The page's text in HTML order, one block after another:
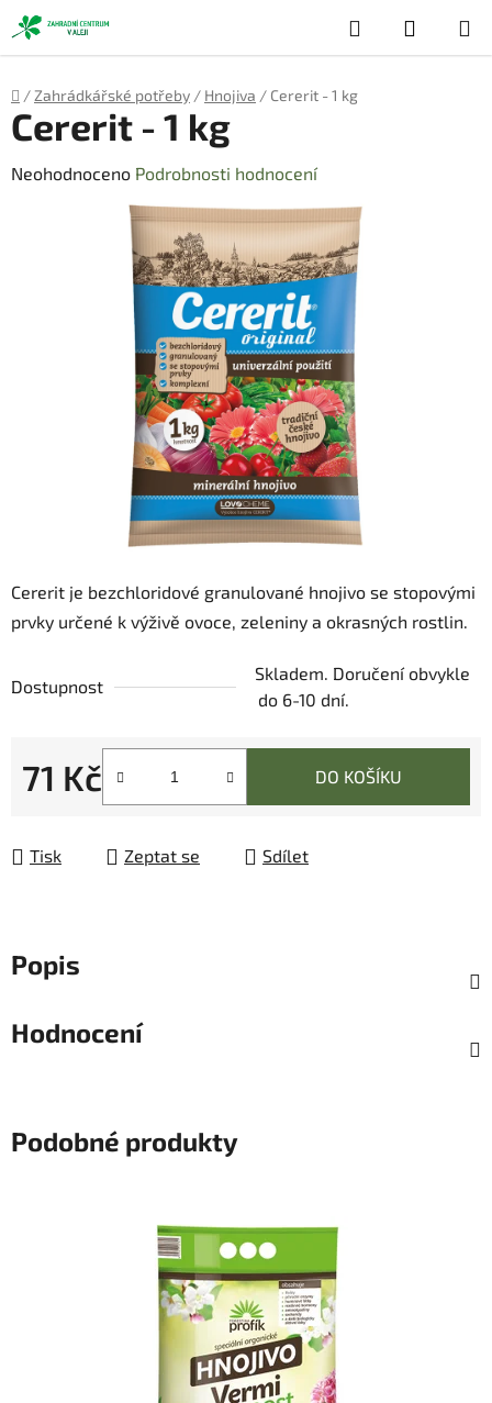
Přejít
na
obsah
Hledat
KOŠÍK
Domů
/ Zahrádkářské potřeby / Hnojiva / Cererit - 1 kg
Cererit je bezchloridové granulované hnojivo se stopovými
prvky určené k výživě ovoce, zeleniny a okrasných rostlin.
Dostupnost
Skladem. Doručení obvykle
do 6-10 dní.
71 Kč
Měrná cena:
DO KOŠÍKU
Tisk Zeptat se Sdílet
Cererit - 1 kg
Průměrné
Neohodnoceno Podrobnosti hodnocení
Popis
Hodnocení
Podobné produkty